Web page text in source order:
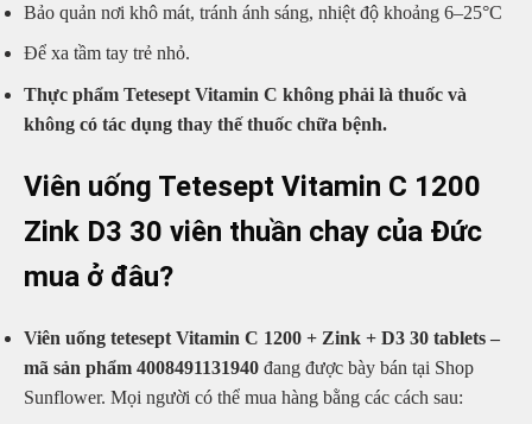
Bảo quản nơi khô mát, tránh ánh sáng, nhiệt độ khoảng 6–25°C
Để xa tầm tay trẻ nhỏ.
Thực phẩm Tetesept Vitamin C không phải là thuốc và
không có tác dụng thay thế thuốc chữa bệnh.
Viên uống Tetesept Vitamin C 1200
Zink D3 30 viên thuần chay của Đức
mua ở đâu?
Viên uống tetesept Vitamin C 1200 + Zink + D3 30 tablets –
mã sản phẩm 4008491131940 đang được bày bán tại Shop
Sunflower. Mọi người có thể mua hàng bằng các cách sau: